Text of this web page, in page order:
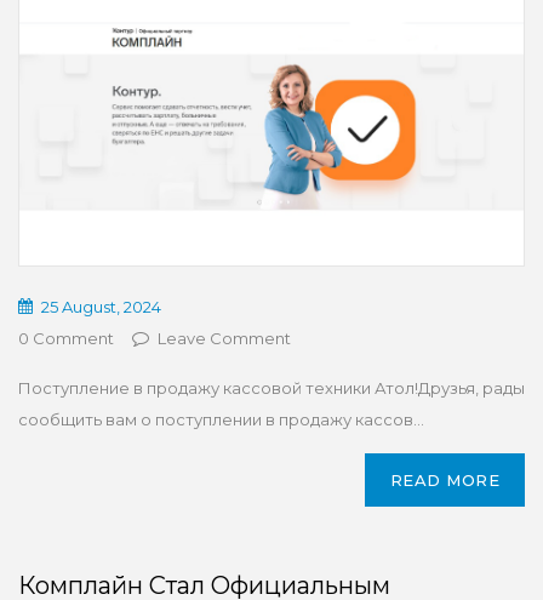
25 August, 2024
0 Comment
Leave Comment
Поступление в продажу кассовой техники Атол!Друзья, рады
сообщить вам о поступлении в продажу кассов...
READ MORE
Комплайн Стал Официальным